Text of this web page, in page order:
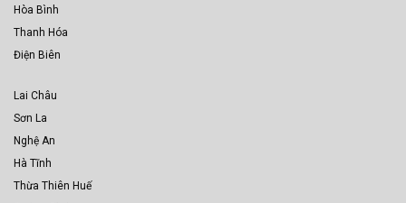
Hòa Bình
Thanh Hóa
Điện Biên
Lai Châu
Sơn La
Nghệ An
Hà Tĩnh
Thừa Thiên Huế